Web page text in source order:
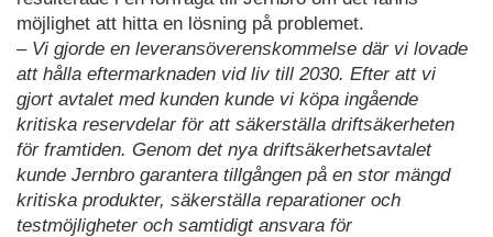
möjlighet att hitta en lösning på problemet.
– Vi gjorde en leveransöverenskommelse där vi lovade
att hålla eftermarknaden vid liv till 2030. Efter att vi
gjort avtalet med kunden kunde vi köpa ingående
kritiska reservdelar för att säkerställa driftsäkerheten
för framtiden. Genom det nya driftsäkerhetsavtalet
kunde Jernbro garantera tillgången på en stor mängd
kritiska produkter, säkerställa reparationer och
testmöjligheter och samtidigt ansvara för